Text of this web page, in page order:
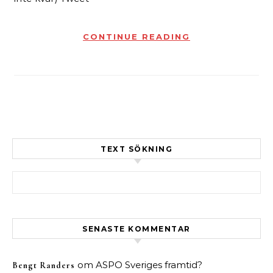
CONTINUE READING
TEXT SÖKNING
SENASTE KOMMENTAR
Bengt Randers om ASPO Sveriges framtid?